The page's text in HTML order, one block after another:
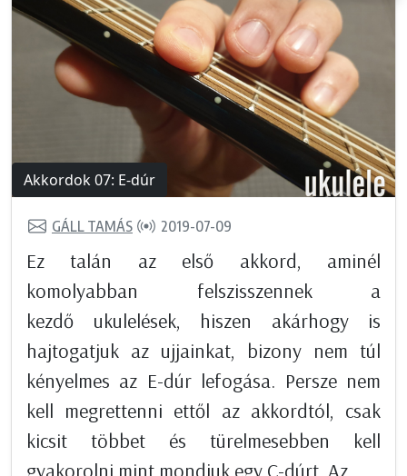
Akkordok 07: E-dúr
GÁLL TAMÁS 2019-07-09
Ez talán az első akkord, aminél
komolyabban felszisszennek a
kezdő ukulelések, hiszen akárhogy is
hajtogatjuk az ujjainkat, bizony nem túl
kényelmes az E-dúr lefogása. Persze nem
kell megrettenni ettől az akkordtól, csak
kicsit többet és türelmesebben kell
gyakorolni mint mondjuk egy C-dúrt. Az...